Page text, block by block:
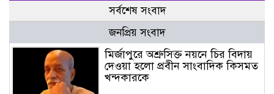
সর্বশেষ সংবাদ
জনপ্রিয় সংবাদ
মির্জাপুরে অশ্রুসিক্ত নয়নে চির বিদায়
দেওয়া হলো প্রবীন সাংবাদিক কিসমত
খন্দকারকে